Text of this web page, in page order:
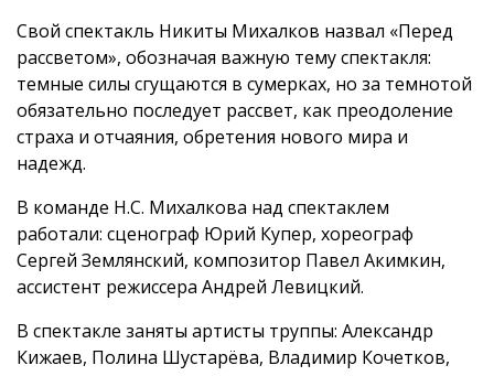
Свой спектакль Никиты Михалков назвал «Перед
рассветом», обозначая важную тему спектакля:
темные силы сгущаются в сумерках, но за темнотой
обязательно последует рассвет, как преодоление
страха и отчаяния, обретения нового мира и
надежд.
В команде Н.С. Михалкова над спектаклем
работали: сценограф Юрий Купер, хореограф
Сергей Землянский, композитор Павел Акимкин,
ассистент режиссера Андрей Левицкий.
В спектакле заняты артисты труппы: Александр
Кижаев, Полина Шустарёва, Владимир Кочетков,